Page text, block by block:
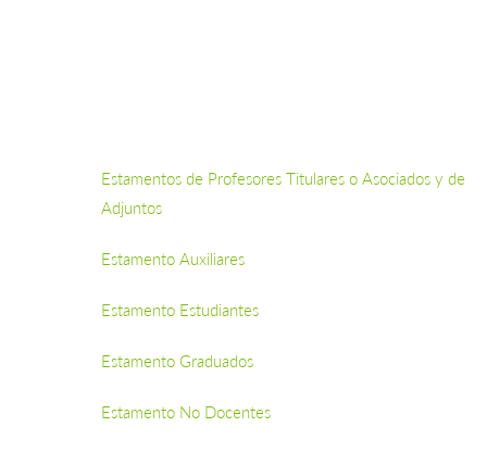
Estamentos de Profesores Titulares o Asociados y de
Adjuntos
Estamento Auxiliares
Estamento Estudiantes
Estamento Graduados
Estamento No Docentes